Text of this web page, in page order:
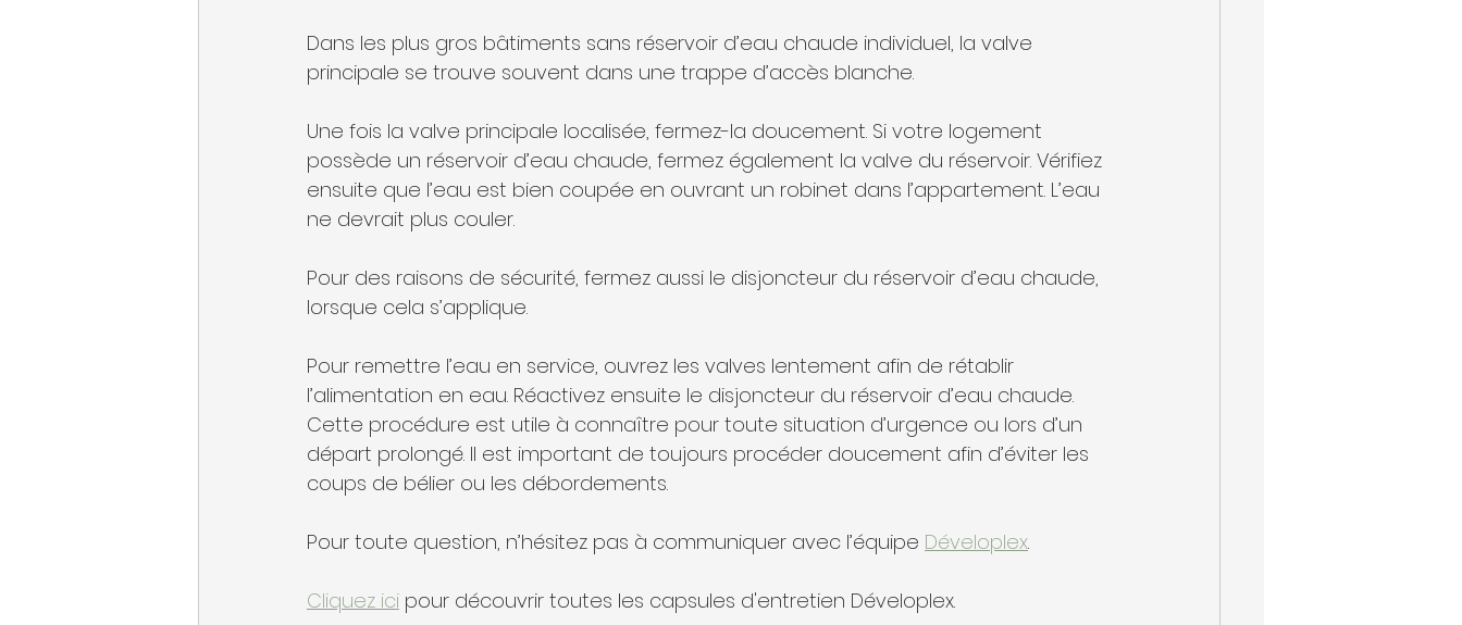
Dans les plus gros bâtiments sans réservoir d’eau chaude individuel, la valve
principale se trouve souvent dans une trappe d’accès blanche.
Une fois la valve principale localisée, fermez-la doucement. Si votre logement
possède un réservoir d’eau chaude, fermez également la valve du réservoir. Vérifiez
ensuite que l’eau est bien coupée en ouvrant un robinet dans l’appartement. L’eau
ne devrait plus couler.
Pour des raisons de sécurité, fermez aussi le disjoncteur du réservoir d’eau chaude,
lorsque cela s’applique.
Pour remettre l’eau en service, ouvrez les valves lentement afin de rétablir
l’alimentation en eau. Réactivez ensuite le disjoncteur du réservoir d’eau chaude.
Cette procédure est utile à connaître pour toute situation d’urgence ou lors d’un
départ prolongé. Il est important de toujours procéder doucement afin d’éviter les
coups de bélier ou les débordements.
Pour toute question, n’hésitez pas à communiquer avec l’équipe Déveloplex.
Cliquez ici pour découvrir toutes les capsules d'entretien Déveloplex.